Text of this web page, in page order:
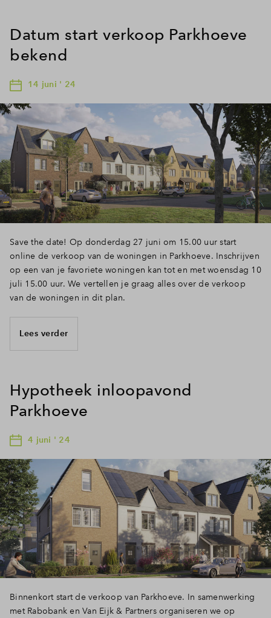
Datum start verkoop Parkhoeve
bekend
14 juni ' 24
Save the date! Op donderdag 27 juni om 15.00 uur start
online de verkoop van de woningen in Parkhoeve. Inschrijven
op een van je favoriete woningen kan tot en met woensdag 10
juli 15.00 uur. We vertellen je graag alles over de verkoop
van de woningen in dit plan.
Lees verder
Hypotheek inloopavond
Parkhoeve
4 juni ' 24
Binnenkort start de verkoop van Parkhoeve. In samenwerking
met Rabobank en Van Eijk & Partners organiseren we op